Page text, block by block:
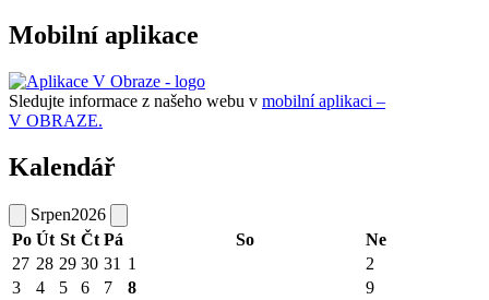
Mobilní aplikace
Sledujte informace z našeho webu v mobilní aplikaci –
V OBRAZE.
Kalendář
Srpen2026
Po Út St Čt Pá So
Ne
27 28 29 30 31 1
2
3
4 5 6 7 8 9